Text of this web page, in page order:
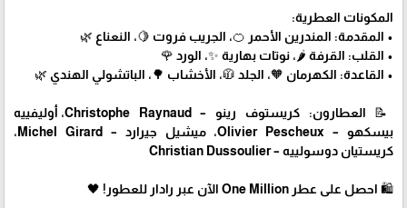
المكونات العطرية:
• المقدمة: المندرين الأحمر 🍊، الجريب فروت 🍋، النعناع 🌿
• القلب: القرفة 🌶️، نوتات بهارية ✨، الورد 🌹
• القاعدة: الكهرمان 🧡، الجلد 🧥، الأخشاب 🌳، الباتشولي الهندي 🌿
📝 العطارون: كريستوف رينو – Christophe Raynaud، أوليفييه
بيسكهو – Olivier Pescheux، ميشيل جيرارد – Michel Girard،
كريستيان دوسولييه – Christian Dussoulier
🛍 احصل على عطر One Million الآن عبر رادار للعطور! 🖤